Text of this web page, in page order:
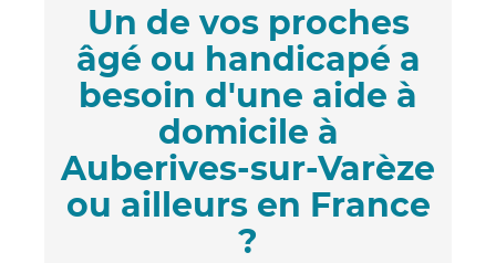
Un de vos proches
âgé ou handicapé a
besoin d'une aide à
domicile à
Auberives-sur-Varèze
ou ailleurs en France
?